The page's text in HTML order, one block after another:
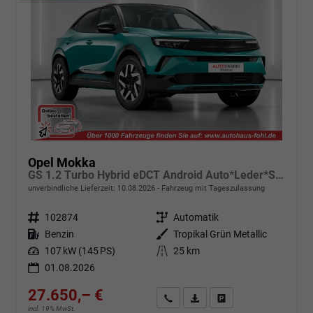
Opel Mokka
GS 1.2 Turbo Hybrid eDCT Android Auto*Leder*SHZ*Keyless*Kamera*Klimaauto*LED*
unverbindliche Lieferzeit: 10.08.2026 Fahrzeug mit Tageszulassung
Fahrzeugnr. 102874 Getriebe Automatik
Kraftstoff Benzin Außenfarbe Tropikal Grün Metallic
Leistung 107 kW (145 PS) Kilometerstand 25 km
01.08.2026
27.650,– €
incl. 19% MwSt.
Angebot anfordern
Fahrzeugexpose (PDF)